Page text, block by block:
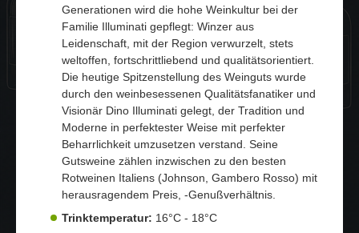
Generationen wird die hohe Weinkultur bei der
Familie Illuminati gepflegt: Winzer aus
Leidenschaft, mit der Region verwurzelt, stets
weltoffen, fortschrittliebend und qualitätsorientiert.
Die heutige Spitzenstellung des Weinguts wurde
durch den weinbesessenen Qualitätsfanatiker und
Visionär Dino Illuminati gelegt, der Tradition und
Moderne in perfektester Weise mit perfekter
Beharrlichkeit umzusetzen verstand. Seine
Gutsweine zählen inzwischen zu den besten
Rotweinen Italiens (Johnson, Gambero Rosso) mit
herausragendem Preis, -Genußverhältnis.
Trinktemperatur: 16°C - 18°C